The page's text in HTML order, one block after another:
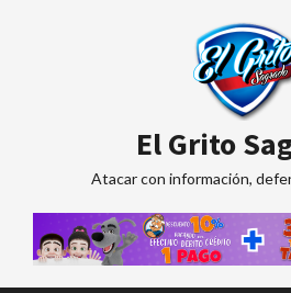
El Grito
Atacar con información,